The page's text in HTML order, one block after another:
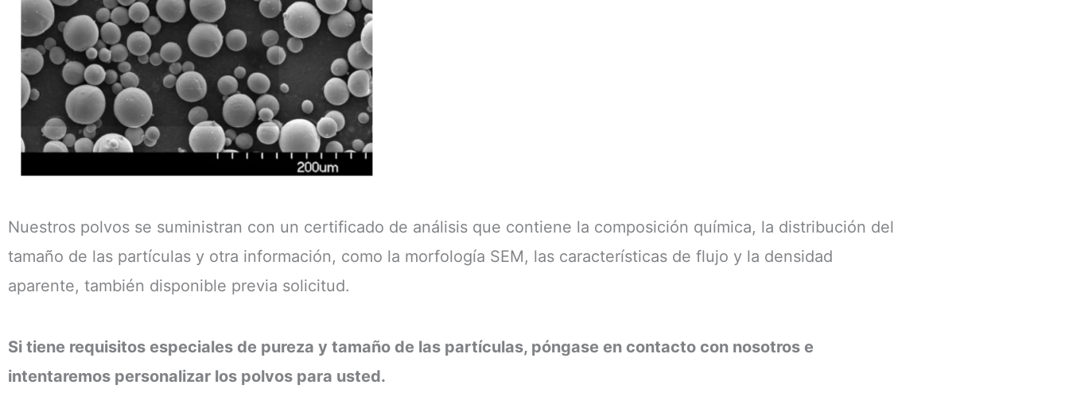
Nuestros polvos se suministran con un certificado de análisis que contiene la composición química, la distribución del
tamaño de las partículas y otra información, como la morfología SEM, las características de flujo y la densidad
aparente, también disponible previa solicitud.
Si tiene requisitos especiales de pureza y tamaño de las partículas, póngase en contacto con nosotros e
intentaremos personalizar los polvos para usted.